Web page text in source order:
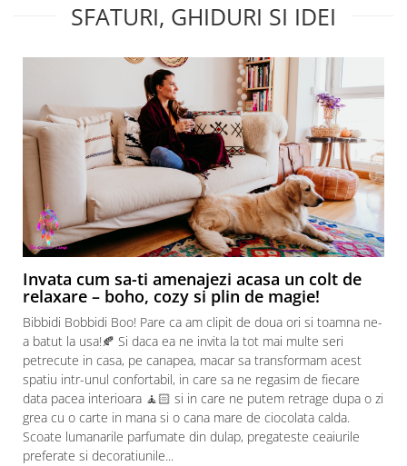
SFATURI, GHIDURI SI IDEI
Invata cum sa-ti amenajezi acasa un colt de
relaxare – boho, cozy si plin de magie!
Bibbidi Bobbidi Boo! Pare ca am clipit de doua ori si toamna ne-
a batut la usa!🍂 Si daca ea ne invita la tot mai multe seri
petrecute in casa, pe canapea, macar sa transformam acest
spatiu intr-unul confortabil, in care sa ne regasim de fiecare
data pacea interioara 🧘🏻 si in care ne putem retrage dupa o zi
grea cu o carte in mana si o cana mare de ciocolata calda.
Scoate lumanarile parfumate din dulap, pregateste ceaiurile
preferate si decoratiunile...